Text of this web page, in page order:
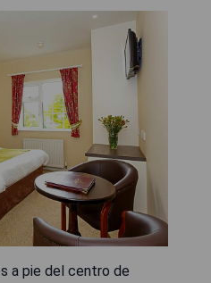
a pie del centro de